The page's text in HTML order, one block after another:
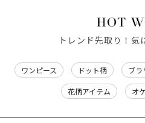
トレンド先取り！気
ワンピース ドット柄 ブラ
花柄アイテム オ